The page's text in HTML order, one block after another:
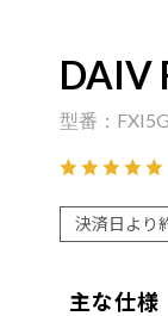
DAIV
決済日より
主な仕様